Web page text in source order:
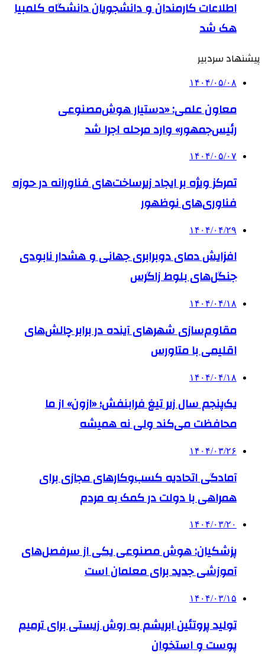
اطلاعات کارمندان و دانشجویان دانشگاه کلمبیا
هک شد
پیشنهاد سردبیر
۱۴۰۴/۰۵/۰۸
معاون علمی: «دستیار هوش‌مصنوعی
رئیس‌جمهور» وارد مرحله اجرا شد
۱۴۰۴/۰۵/۰۷
تمرکز ویژه بر ایجاد زیرساخت‌های فناورانه در حوزه
فناوری‌های نوظهور
۱۴۰۴/۰۴/۲۹
افزایش دمای دوبرابری جهانی و هشدار نابودی
جنگل‌های بلوط زاگرس
۱۴۰۴/۰۴/۱۸
مقاوم‌سازی شهرهای آینده در برابر چالش‌های
اقلیمی با متاورس
۱۴۰۴/۰۴/۱۸
یک‌پنجم سال زیر تیغ فرابنفش؛ «ازون» از ما
محافظت می‌کند ولی نه همیشه
۱۴۰۴/۰۳/۲۶
آمادگی اتحادیه کسب‌وکارهای مجازی برای
همراهی با دولت در کمک به مردم
۱۴۰۴/۰۳/۲۰
پزشکیان: هوش مصنوعی یکی از سرفصل‌های
آموزشی جدید برای معلمان است
۱۴۰۴/۰۳/۱۵
تولید پروتئین‌ ابریشم به روش زیستی برای ترمیم
پوست و استخوان